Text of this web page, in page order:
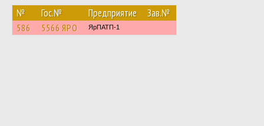
№ Гос.№ Предприятие Зав.№
586 5566 ЯРО ЯрПАТП-1